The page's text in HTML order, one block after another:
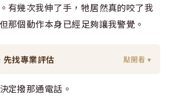
有幾次我伸了手，牠居然真的咬了我
那個動作本身已經足夠讓我警覺。
先找專業評估 點開看 ▾
定撥那通電話。